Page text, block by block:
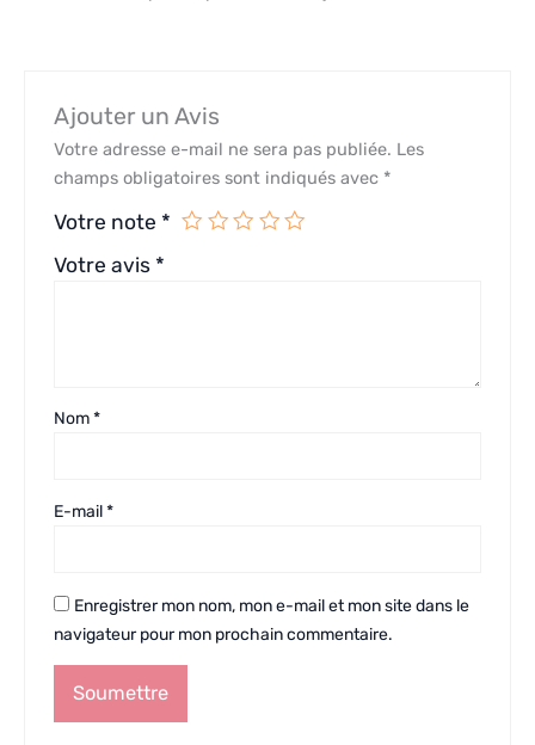
Ajouter un Avis
Votre adresse e-mail ne sera pas publiée. Les
champs obligatoires sont indiqués avec *
Votre note *
Votre avis *
Nom*
E-mail*
Enregistrer mon nom, mon e-mail et mon site dans le
navigateur pour mon prochain commentaire.